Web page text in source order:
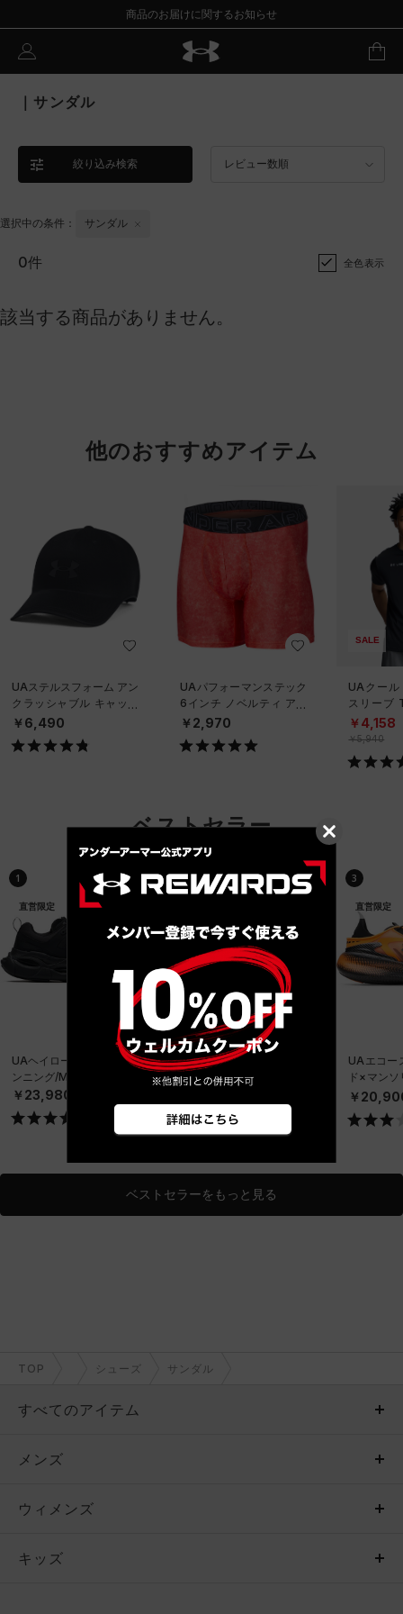
商品のお届けに関するお知らせ
｜サンダル
絞り込み検索 レビュー数順
選択中の条件： サンダル
0件 全色表示
該当する商品がありません。
他のおすすめアイテム
UAステルスフォーム アン
クラッシャブル キャップ
（ライフスタイル/UNISE
￥6,490
UAパフォーマンステック
6インチ ノベルティ アン
ダーウェア（トレーニン
グ/MEN）
￥2,970
SALE
UAクール
スリーブ
ーニング/
￥4,158
￥5,940
ベストセラー
1
直営限定
UAヘイロー レーサー（ラ
ンニング/MEN）
￥23,980
2
UAエコー×マンソリー
（ライフスタイル/UNISE
3
直営限定
UAエコー
ド×マン
タイル/
￥
ベストセラーをもっと見る
TOP シューズ サンダル
すべてのアイテム
メンズ
ウィメンズ
キッズ
メンズ
トップス
ボトムス
ウィメンズ
トップス
キッズ